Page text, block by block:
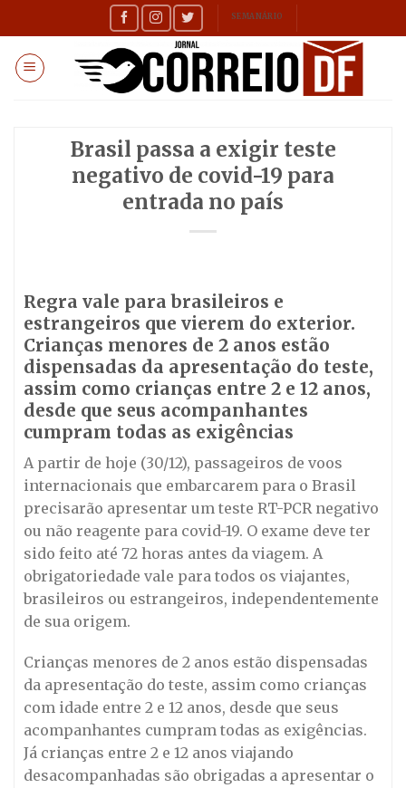
to
content
SEMANÁRIO
Brasil passa a exigir teste
negativo de covid-19 para
entrada no país
Regra vale para brasileiros e
estrangeiros que vierem do exterior.
Crianças menores de 2 anos estão
dispensadas da apresentação do teste,
assim como crianças entre 2 e 12 anos,
desde que seus acompanhantes
cumpram todas as exigências
A partir de hoje (30/12), passageiros de voos
internacionais que embarcarem para o Brasil
precisarão apresentar um teste RT-PCR negativo
ou não reagente para covid-19. O exame deve ter
sido feito até 72 horas antes da viagem. A
obrigatoriedade vale para todos os viajantes,
brasileiros ou estrangeiros, independentemente
de sua origem.
Crianças menores de 2 anos estão dispensadas
da apresentação do teste, assim como crianças
com idade entre 2 e 12 anos, desde que seus
acompanhantes cumpram todas as exigências.
Já crianças entre 2 e 12 anos viajando
desacompanhadas são obrigadas a apresentar o